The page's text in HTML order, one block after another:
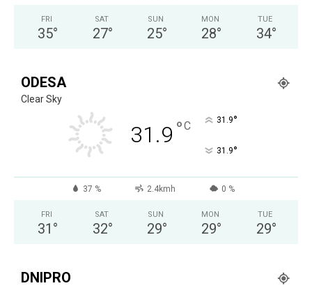
FRI
35°
SAT
27°
SUN
25°
MON
28°
TUE
34°
ODESA
Clear Sky
31.9 °C 31.9°
31.9°
37 % 2.4kmh 0 %
FRI
31 °
SAT
32°
SUN
29°
MON
29°
TUE
29°
DNIPRO